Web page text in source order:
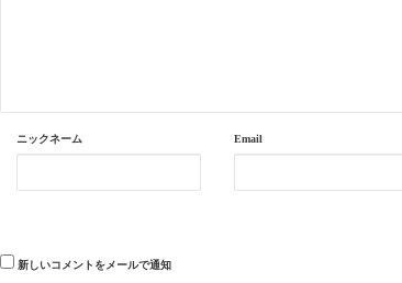
ニックネーム Email
新しいコメントをメールで通知